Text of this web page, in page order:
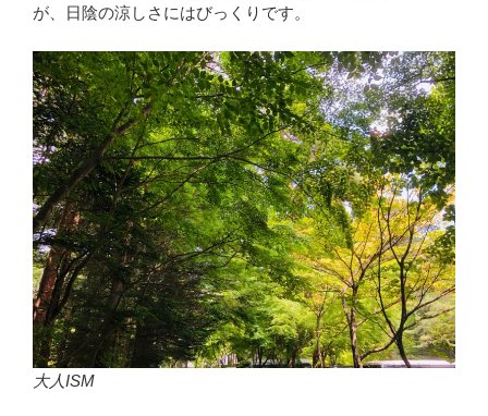
が、日陰の涼しさにはびっくりです。
大人ISM